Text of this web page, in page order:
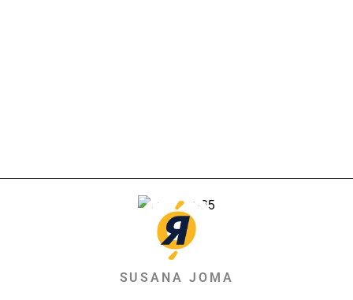
SUSANA JOMA